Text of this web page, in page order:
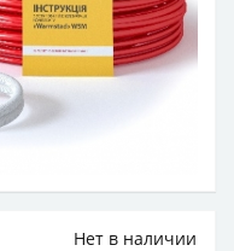
Нет в наличии